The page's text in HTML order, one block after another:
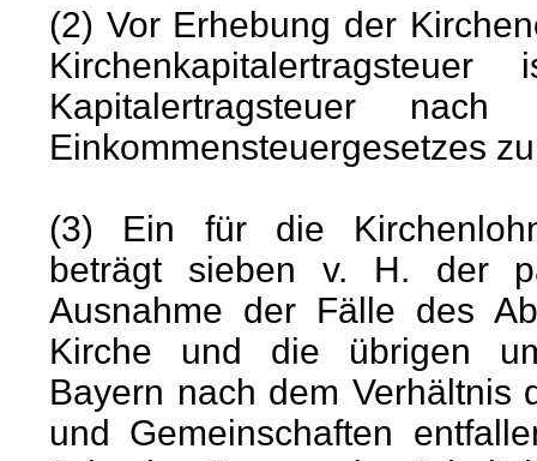
(2) Vor Erhebung der
Kapitalertragsteuer
Einkommensteuergesetzes
(3) Ein für die
beträgt sieben v. H. der
Ausnahme der Fälle des
Kirche und die übrigen
Bayern nach dem Verhältnis
und Gemeinschaften